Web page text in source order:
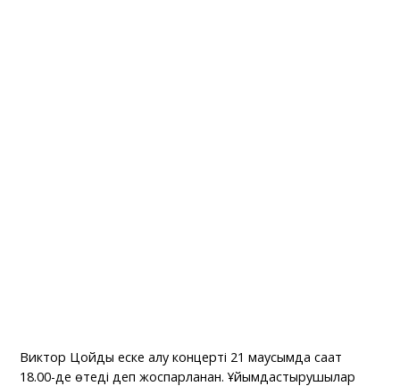
Виктор Цойды еске алу концерті 21 маусымда сағат
18.00-де өтеді деп жоспарланған. Ұйымдастырушылар